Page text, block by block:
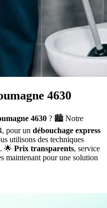
4630
4630 ? 🏙️ Notre
pour un débouchage express
utilisons des techniques
🌟 Prix transparents, service
maintenant pour une solution